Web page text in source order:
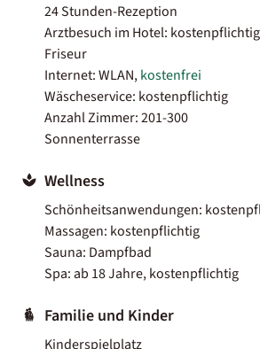
24 Stunden-Rezeption
Arztbesuch im Hotel: kostenpflichtig
Friseur
Internet: WLAN,kostenfrei
Wäscheservice: kostenpflichtig
Anzahl Zimmer: 201-300
Sonnenterrasse
Wellness
Schönheitsanwendungen:
Massagen: kostenpflichtig
Sauna: Dampfbad
Spa: ab 18 Jahre, kostenpflichtig
Familie und Kinder
Kinderspielplatz